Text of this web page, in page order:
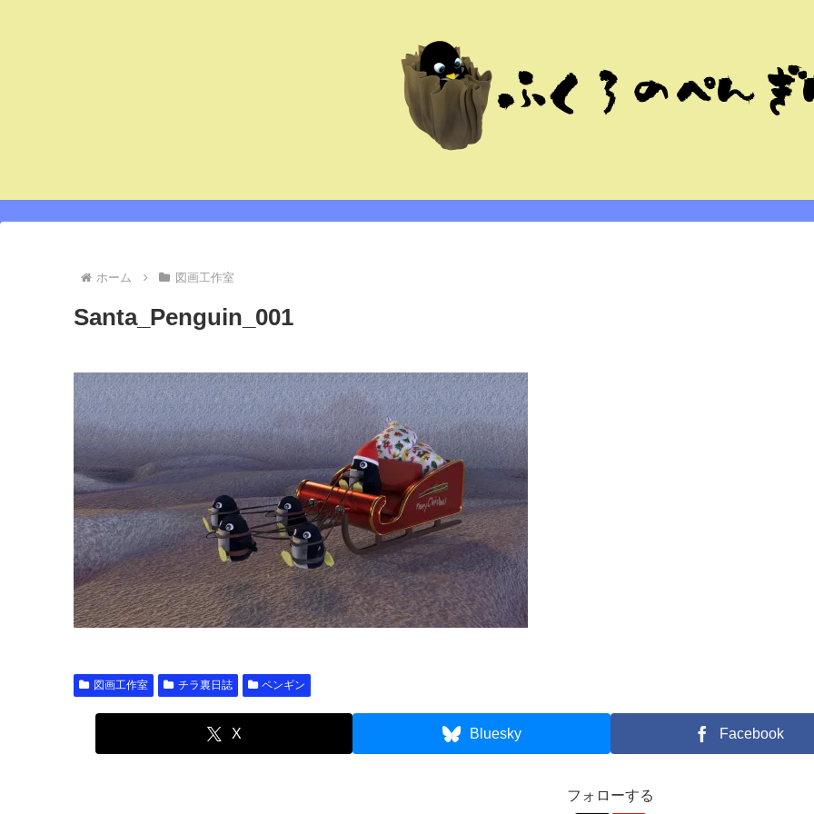
ホーム 図画工作室
Santa_Penguin_001
図画工作室 チラ裏日誌 ペンギン
X Bluesky Facebook
フォローする